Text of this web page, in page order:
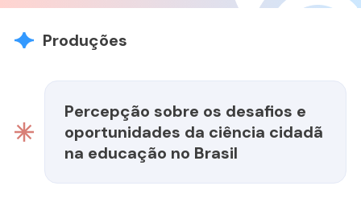
Produções
Percepção sobre os desafios e
oportunidades da ciência cidadã
na educação no Brasil